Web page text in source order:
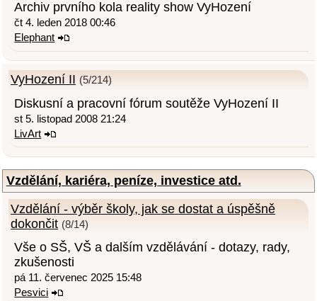
Archiv prvního kola reality show VyHození
čt 4. leden 2018 00:46
Elephant
VyHození II (5/214)
Diskusní a pracovní fórum soutěže VyHození II
st 5. listopad 2008 21:24
LivArt
Vzdělání, kariéra, peníze, investice atd.
Vzdělání - výběr školy, jak se dostat a úspěšně
dokončit (8/14)
Vše o SŠ, VŠ a dalším vzdělávání - dotazy, rady,
zkušenosti
pá 11. červenec 2025 15:48
Pesvici